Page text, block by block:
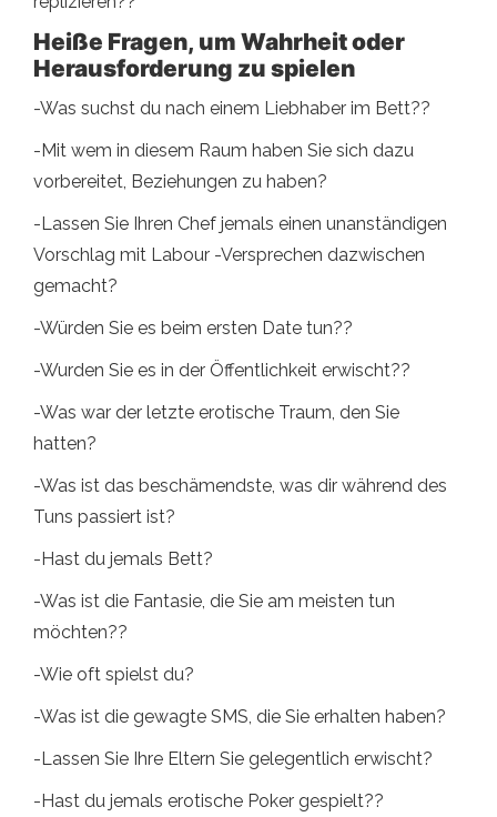
Heiße Fragen, um Wahrheit oder
Herausforderung zu spielen
-Was suchst du nach einem Liebhaber im Bett??
-Mit wem in diesem Raum haben Sie sich dazu
vorbereitet, Beziehungen zu haben?
-Lassen Sie Ihren Chef jemals einen unanständigen
Vorschlag mit Labour -Versprechen dazwischen
gemacht?
-Würden Sie es beim ersten Date tun??
-Wurden Sie es in der Öffentlichkeit erwischt??
-Was war der letzte erotische Traum, den Sie
hatten?
-Was ist das beschämendste, was dir während des
Tuns passiert ist?
-Hast du jemals Bett?
-Was ist die Fantasie, die Sie am meisten tun
möchten??
-Wie oft spielst du?
-Was ist die gewagte SMS, die Sie erhalten haben?
-Lassen Sie Ihre Eltern Sie gelegentlich erwischt?
-Hast du jemals erotische Poker gespielt??